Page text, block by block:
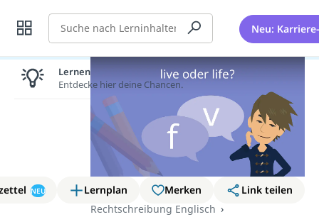
Suche Neu:
NEU Lernplan Merken
Link teilen
Rechtschreibung Englisch
Lernen lohnt sich!
Entdecke hier deine Chancen.